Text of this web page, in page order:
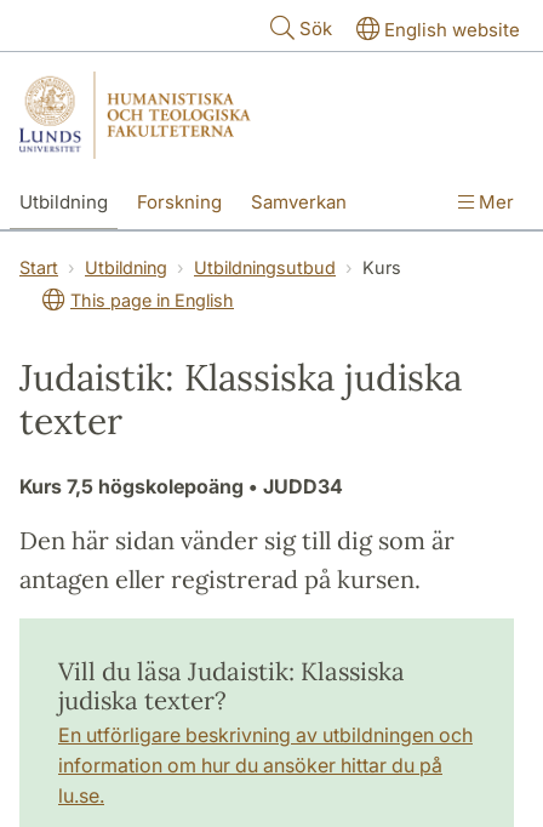
Sök English website
Utbildning Forskning Samverkan Mer
Start Utbildning Utbildningsutbud
Kurs
This page in English
Judaistik: Klassiska judiska
texter
Kurs 7,5 högskolepoäng • JUDD34
Den här sidan vänder sig till dig som är
antagen eller registrerad på kursen.
Vill du läsa Judaistik: Klassiska
judiska texter?
En utförligare beskrivning av utbildningen och
information om hur du ansöker hittar du på
lu.se.